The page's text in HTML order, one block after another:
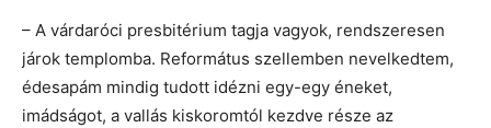
– A várdaróci presbitérium tagja vagyok, rendszeresen
járok templomba. Református szellemben nevelkedtem,
édesapám mindig tudott idézni egy-egy éneket,
imádságot, a vallás kiskoromtól kezdve része az